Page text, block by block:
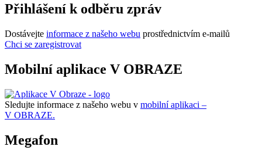
Přihlášení k odběru zpráv
Dostávejte informace z našeho webu prostřednictvím e-mailů
Chci se zaregistrovat
Mobilní aplikace V OBRAZE
Sledujte informace z našeho webu v mobilní aplikaci –
V OBRAZE.
Megafon